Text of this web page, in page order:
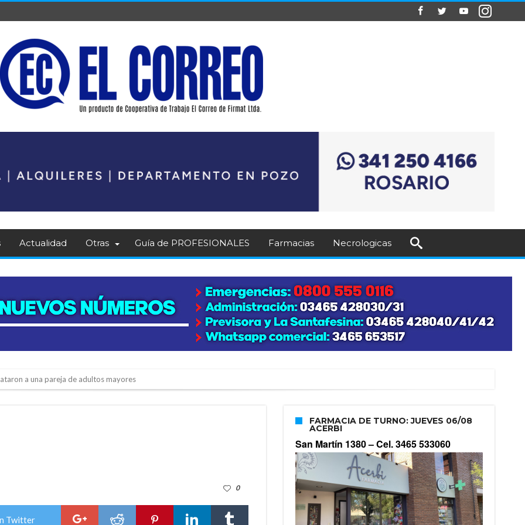
Actualidad Otras Guía de PROFESIONALES Farmacias Necrologicas
a una pareja de adultos mayores
la Expo Dose
0
Twitter
FARMACIA DE TURNO: JUEVES 06/08
ACERBI
San Martín 1380 –Cel. 3465 533060